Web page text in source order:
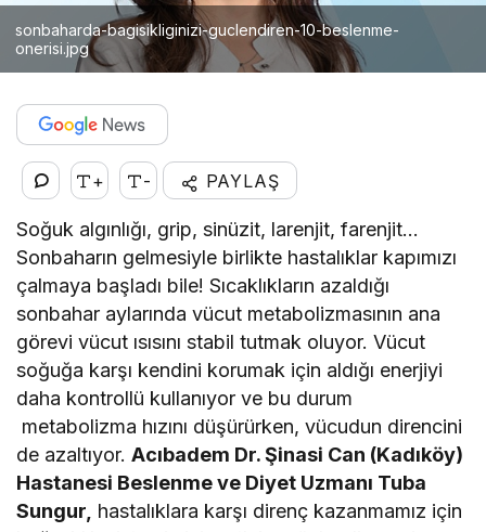
sonbaharda-bagisikliginizi-guclendiren-10-beslenme-
onerisi.jpg
+ - PAYLAŞ
Soğuk algınlığı, grip, sinüzit, larenjit, farenjit…
Sonbaharın gelmesiyle birlikte hastalıklar kapımızı
çalmaya başladı bile! Sıcaklıkların azaldığı
sonbahar aylarında vücut metabolizmasının ana
görevi vücut ısısını stabil tutmak oluyor. Vücut
soğuğa karşı kendini korumak için aldığı enerjiyi
daha kontrollü kullanıyor ve bu durum
metabolizma hızını düşürürken, vücudun direncini
de azaltıyor.Acıbadem Dr. Şinasi Can (Kadıköy)
Hastanesi Beslenme ve Diyet Uzmanı Tuba
Sungur, hastalıklara karşı direnç kazanmamız için